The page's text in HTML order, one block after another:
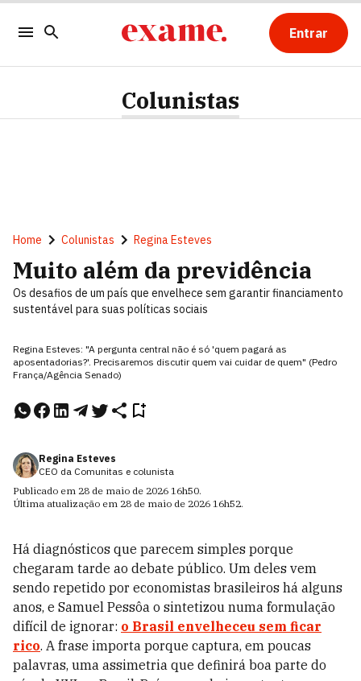
Entrar
Colunistas
Home Colunistas Regina Esteves
Muito além da previdência
Os desafios de um país que envelhece sem garantir financiamento
sustentável para suas políticas sociais
Regina Esteves: "A pergunta central não é só 'quem pagará as
aposentadorias?'. Precisaremos discutir quem vai cuidar de quem" (Pedro
França/Agência Senado)
Regina Esteves
CEO da Comunitas e colunista
Publicado em 28 de maio de 2026 16h50.
Última atualização em 28 de maio de 2026 16h52.
Há diagnósticos que parecem simples porque
chegaram tarde ao debate público. Um deles vem
sendo repetido por economistas brasileiros há alguns
anos, e Samuel Pessôa o sintetizou numa formulação
difícil de ignorar: o Brasil envelheceu sem ficar
rico. A frase importa porque captura, em poucas
palavras, uma assimetria que definirá boa parte do